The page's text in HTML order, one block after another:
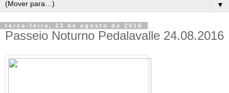
▼
terça-feira, 23 de agosto de 2016
Passeio Noturno Pedalavalle 24.08.2016